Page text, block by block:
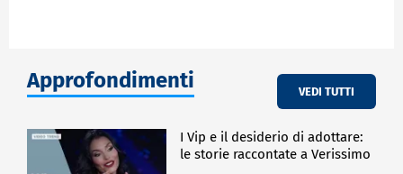
Approfondimenti VEDI TUTTI
I Vip e il desiderio di adottare:
le storie raccontate a Verissimo